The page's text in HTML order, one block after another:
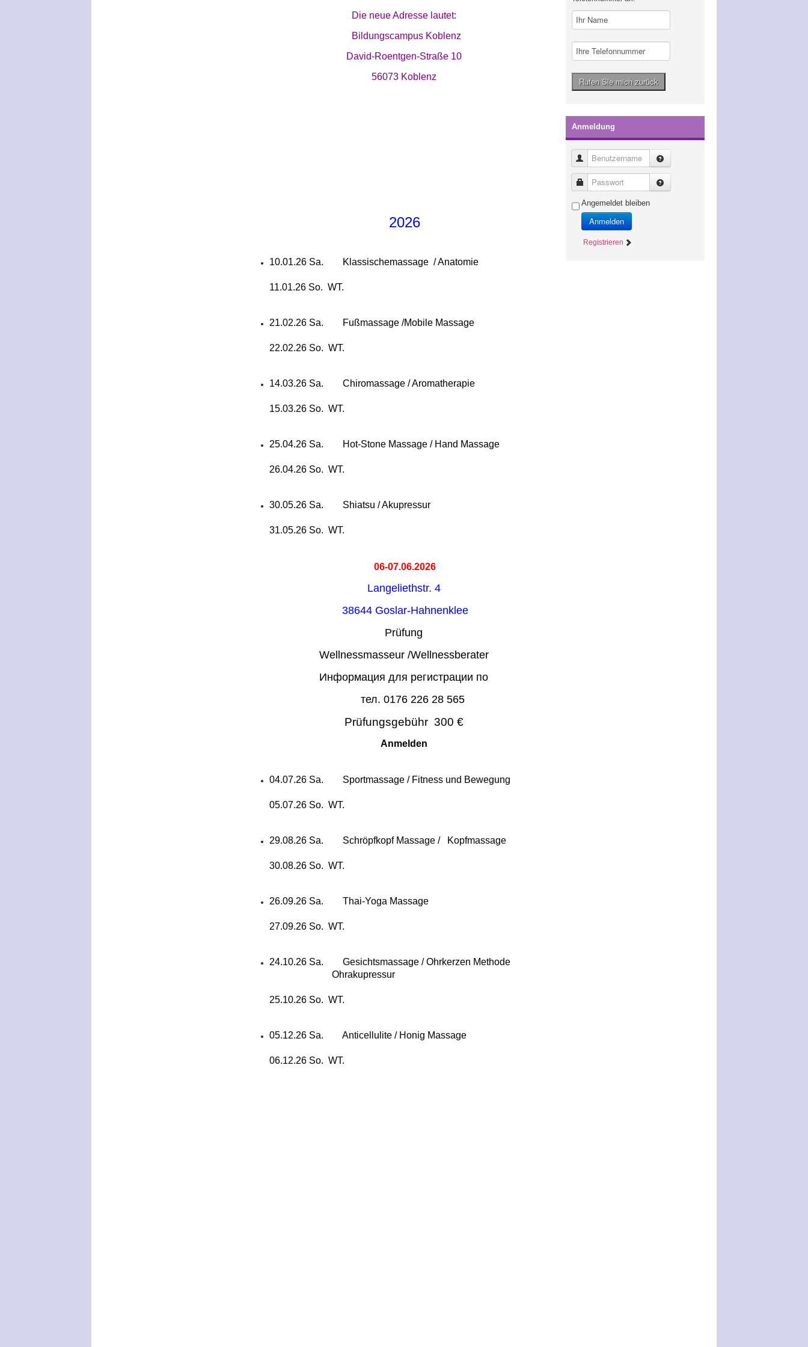
Die neue Adresse lautet:
Bildungscampus Koblenz
David-Roentgen-Straße 10
56073 Koblenz
2026
10.01.26 Sa. Klassischemassage / Anatomie
11.01.26 So. WT.
21.02.26 Sa. Fußmassage /Mobile Massage
22.02.26 So. WT.
14.03.26 Sa. Chiromassage /Aromatherapie
15.03.26 So. WT.
25.04.26 Sa. Hot-Stone Massage / Hand Massage
26.04.26 So. WT.
30.05.26 Sa. Shiatsu / Akupressur
31.05.26 So. WT.
06-07.06.2026
Langeliethstr. 4
38644 Goslar-Hahnenklee
Prüfung
Wellnessmasseur /Wellnessberater
Информация для регистрации по
тел. 0176 226 28 565
Prüfungsgebühr 300 €
Anmelden
04.07.26 Sa. Sportmassage / Fitness und Bewegung
05.07.26 So. WT.
29.08.26 Sa. Schröpfkopf Massage / Kopfmassage
30.08.26 So. WT.
26.09.26 Sa. Thai-Yoga Massage
27.09.26 So. WT.
24.10.26 Sa. Gesichtsmassage / Ohrkerzen Methode
Ohrakupressur
25.10.26 So. WT.
05.12.26 Sa. Anticellulite / Honig Massage
06.12.26 So. WT.
Anmeldung
Benutzername
Passwort
Angemeldet bleiben
Anmelden
Registrieren